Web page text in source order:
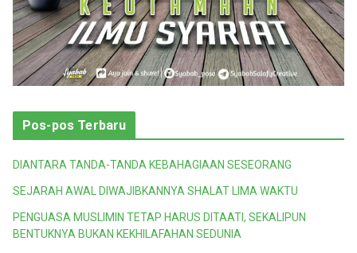
Pos-pos Terbaru
DIANTARA TANDA-TANDA KEBAHAGIAAN SESEORANG
SEJARAH AWAL DIWAJIBKANNYA SHALAT LIMA WAKTU
PENGUASA MUSLIMIN TETAP HARUS DITAATI, SEKALIPUN
BENTUKNYA BUKAN KEKHILAFAHAN SEDUNIA